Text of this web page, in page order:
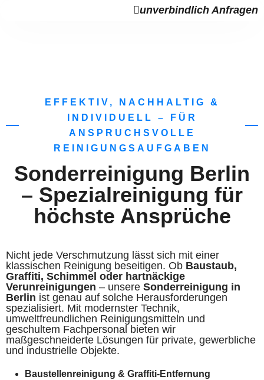
unverbindlich Anfragen
EFFEKTIV, NACHHALTIG &
INDIVIDUELL – FÜR
ANSPRUCHSVOLLE
REINIGUNGSAUFGABEN
Sonderreinigung Berlin
– Spezialreinigung für
höchste Ansprüche
Nicht jede Verschmutzung lässt sich mit einer
klassischen Reinigung beseitigen. Ob Baustaub,
Graffiti, Schimmel oder hartnäckige
Verunreinigungen – unsere Sonderreinigung in
Berlin ist genau auf solche Herausforderungen
spezialisiert. Mit modernster Technik,
umweltfreundlichen Reinigungsmitteln und
geschultem Fachpersonal bieten wir
maßgeschneiderte Lösungen für private, gewerbliche
und industrielle Objekte.
Baustellenreinigung & Graffiti-Entfernung